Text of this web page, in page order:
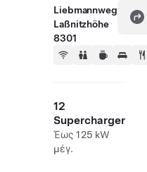
Liebmannweg
Laßnitzhöhe
8301
12
Supercharger
Έως 125 kW
μέγ.